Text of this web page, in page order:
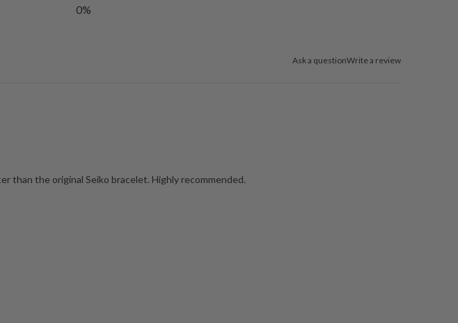
0%
Ask a questionWrite a review
than the original Seiko bracelet. Highly recommended.